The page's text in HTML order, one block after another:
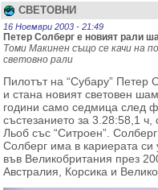
СВЕТОВНИ
16 Ноември 2003 - 21:49
Петер Солберг е новият рали
Томи Макинен също се качи на
световно рали
Пилотът на “Субару” Петер
и стана новият световен
години само седмица след
състезанието за 3.28:58,1
Льоб със “Ситроен”.
Солберг има в кариерата
във Великобритания през
Австралия, Корсика и